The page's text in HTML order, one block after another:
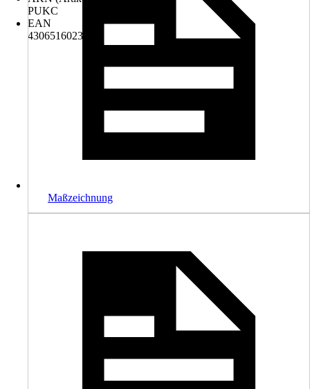
PUKC
EAN
4306516023721
Maßzeichnung